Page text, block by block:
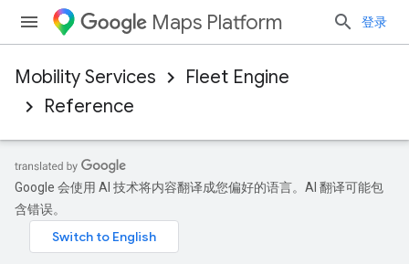
Maps Platform 登录
Mobility Services
Fleet Engine
Reference
Google 会使用 AI 技术将内容翻译成您偏好的语言。AI 翻译可能包
含错误。